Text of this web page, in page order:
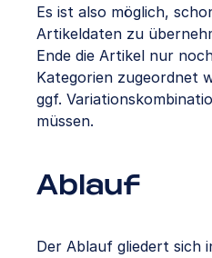
Es ist also möglich,
Artikeldaten zu
Ende die Artikel nur
Kategorien zugeordnet
ggf.
müssen.
Ablauf
Der Ablauf gliedert sich